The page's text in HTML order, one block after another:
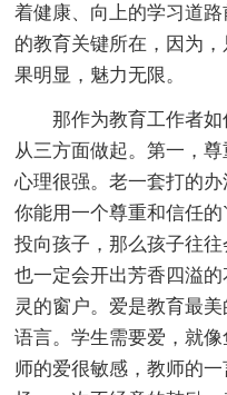
着健康、向上的学习道
的教育关键所在，因为
果明显，魅力无限。
那作为教育工作者如
从三方面做起。第一，
心理很强。老一套打的
你能用一个尊重和信任
投向孩子，那么孩子往
也一定会开出芳香四溢
灵的窗户。爱是教育最
语言。学生需要爱，就
师的爱很敏感，教师的